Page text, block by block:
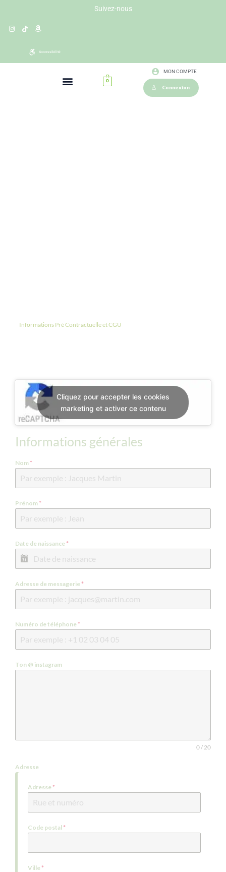
Suivez-nous
Accessibilité
0
MON COMPTE
Connexion
Informations Pré Contractuelle et CGU
Cliquez pour accepter les cookies
marketing et activer ce contenu
Informations générales
Nom *
Prénom *
Date de naissance *
Adresse de messagerie *
Numéro de téléphone *
Ton @ instagram
0 / 20
Adresse
Adresse *
Code postal *
Ville *